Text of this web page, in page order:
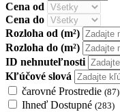
Cena od
Cena do
Rozloha od (m²)
Rozloha do (m²)
ID nehnuteľnosti
Kľúčové slová
čarovné Prostredie (87)
Ihneď Dostupné (283)